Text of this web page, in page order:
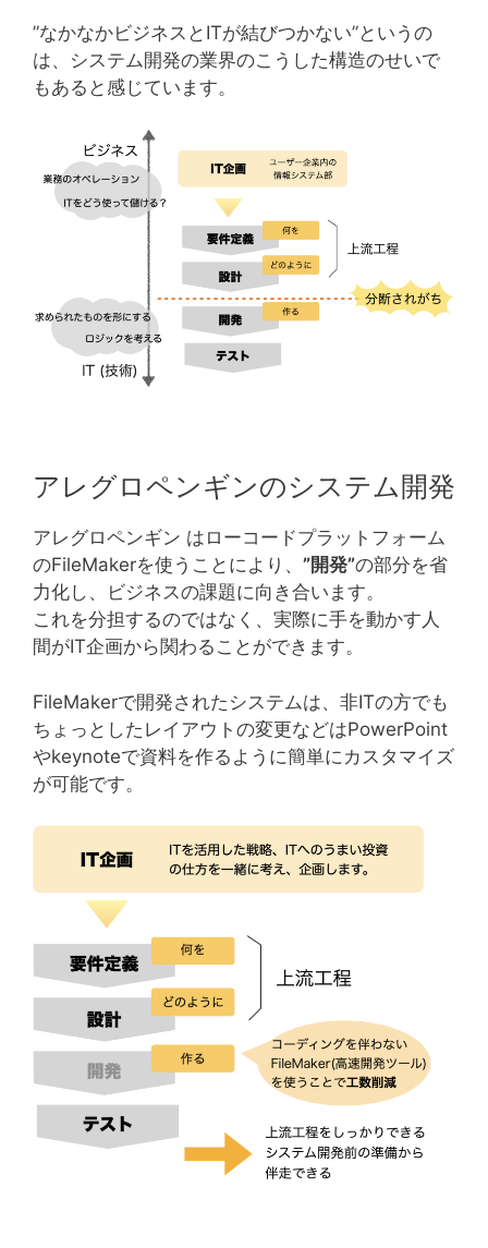
”なかなかビジネスとITが結びつかない”というの
は、システム開発の業界のこうした構造のせいで
もあると感じています。
アレグロペンギンのシステム開発
アレグロペンギン はローコードプラットフォーム
のFileMakerを使うことにより、 ”開発”の部分を省
力化し、ビジネスの課題に向き合います。
これを分担するのではなく、実際に手を動かす人
間がIT企画から関わることができます。
FileMakerで開発されたシステムは、非ITの方でも
ちょっとしたレイアウトの変更などはPowerPoint
やkeynoteで資料を作るように簡単にカスタマイズ
が可能です。